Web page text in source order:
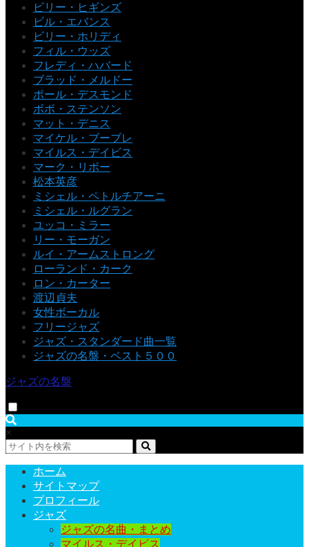
ビリー・ヒギンズ
ビル・エバンス
ビリー・ホリディ
フィル・ウッズ
フレディ・ハバード
ブラッド・メルドー
ポール・デスモンド
ボボ・ステンソン
マット・デニス
マイケル・ブーブレ
マイルス・デイビス
マーク・リボー
松本英彦
ミシェル・ペトルチアーニ
ミシェル・ルグラン
ユッコ・ミラー
リー・モーガン
ルイ・アームストロング
ローランド・カーク
ロン・カーター
渡辺貞夫
女性ボーカル
フリージャズ
ジャズ・スタンダード曲一覧
ジャズの名盤・ベスト５００
ジャズの名盤
×
ホーム
サイトマップ
プロフィール
ジャズ
ジャズの名曲・まとめ
マイルス・デイビス